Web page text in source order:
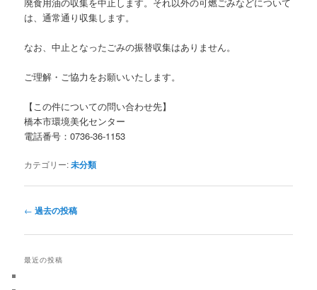
は、通常通り収集します。
なお、中止となったごみの振替収集はありません。
ご理解・ご協力をお願いいたします。
【この件についての問い合わせ先】
橋本市環境美化センター
電話番号：0736-36-1153
カテゴリー:未分類
投
ナ
← 過去の投稿
最近の投稿